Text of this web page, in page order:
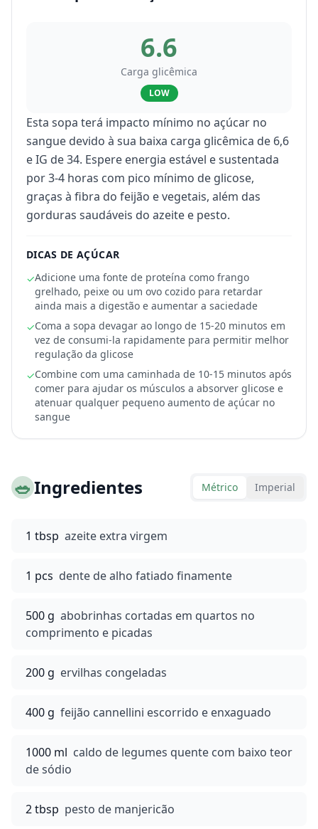
6.6
Carga glicêmica
LOW
Esta sopa terá impacto mínimo no açúcar no
sangue devido à sua baixa carga glicêmica de 6,6
e IG de 34. Espere energia estável e sustentada
por 3-4 horas com pico mínimo de glicose,
graças à fibra do feijão e vegetais, além das
gorduras saudáveis do azeite e pesto.
DICAS DE AÇÚCAR
✓Adicione uma fonte de proteína como frango
grelhado, peixe ou um ovo cozido para retardar
ainda mais a digestão e aumentar a saciedade
✓Coma a sopa devagar ao longo de 15-20 minutos em
vez de consumi-la rapidamente para permitir melhor
regulação da glicose
✓Combine com uma caminhada de 10-15 minutos após
comer para ajudar os músculos a absorver glicose e
atenuar qualquer pequeno aumento de açúcar no
sangue
🥗Ingredientes Métrico Imperial
1 tbsp azeite extra virgem
1 pcs dente de alho fatiado finamente
500 g abobrinhas cortadas em quartos no
comprimento e picadas
200 g ervilhas congeladas
400 g feijão cannellini escorrido e enxaguado
1000 ml caldo de legumes quente com baixo teor
de sódio
2 tbsp pesto de manjericão